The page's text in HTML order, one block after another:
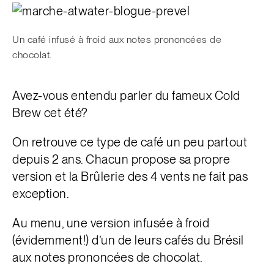
Un café infusé à froid aux notes prononcées de
chocolat.
Avez-vous entendu parler du fameux Cold
Brew cet été?
On retrouve ce type de café un peu partout
depuis 2 ans. Chacun propose sa propre
version et la Brûlerie des 4 vents ne fait pas
exception.
Au menu, une version infusée à froid
(évidemment!) d’un de leurs cafés du Brésil
aux notes prononcées de chocolat.